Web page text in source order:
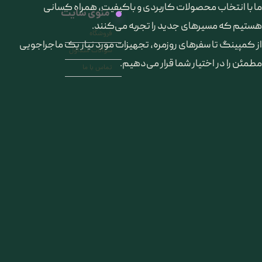
ما با انتخاب محصولات کاربردی و باکیفیت، همراه کسانی
هستیم که مسیرهای جدید را تجربه می‌کنند.
از کمپینگ تا سفرهای روزمره، تجهیزات مورد نیاز یک ماجراجویی
مطمئن را در اختیار شما قرار می‌دهیم.
منوی سایت
فروشگاه
سوالات متداول
تماس با ما